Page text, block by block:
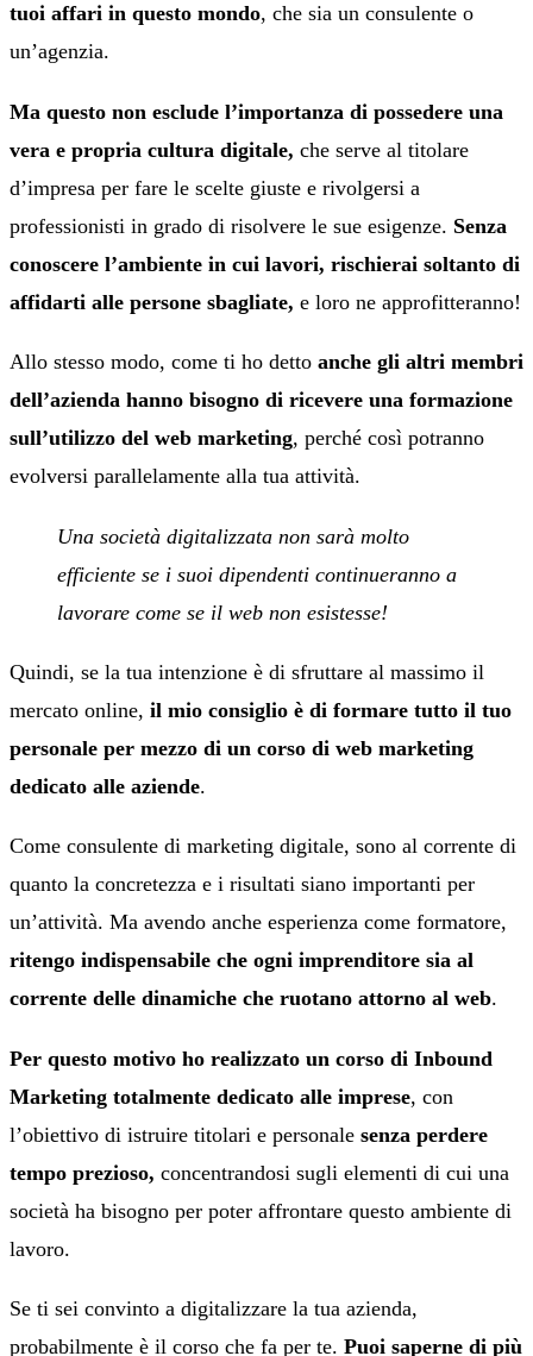
tuoi affari in questo mondo, che sia un consulente o
un’agenzia.
Ma questo non esclude l’importanza di possedere una
vera e propria cultura digitale, che serve al titolare
d’impresa per fare le scelte giuste e rivolgersi a
professionisti in grado di risolvere le sue esigenze. Senza
conoscere l’ambiente in cui lavori, rischierai soltanto di
affidarti alle persone sbagliate, e loro ne approfitteranno!
Allo stesso modo, come ti ho detto anche gli altri membri
dell’azienda hanno bisogno di ricevere una formazione
sull’utilizzo del web marketing, perché così potranno
evolversi parallelamente alla tua attività.
Una società digitalizzata non sarà molto
efficiente se i suoi dipendenti continueranno a
lavorare come se il web non esistesse!
Quindi, se la tua intenzione è di sfruttare al massimo il
mercato online, il mio consiglio è di formare tutto il tuo
personale per mezzo di un corso di web marketing
dedicato alle aziende.
Come consulente di marketing digitale, sono al corrente di
quanto la concretezza e i risultati siano importanti per
un’attività. Ma avendo anche esperienza come formatore,
ritengo indispensabile che ogni imprenditore sia al
corrente delle dinamiche che ruotano attorno al web.
Per questo motivo ho realizzato un corso di Inbound
Marketing totalmente dedicato alle imprese, con
l’obiettivo di istruire titolari e personale senza perdere
tempo prezioso, concentrandosi sugli elementi di cui una
società ha bisogno per poter affrontare questo ambiente di
lavoro.
Se ti sei convinto a digitalizzare la tua azienda,
probabilmente è il corso che fa per te. Puoi saperne di più